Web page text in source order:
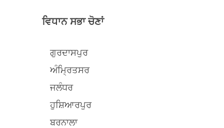
ਵਿਧਾਨ ਸਭਾ ਚੋਣਾਂ
ਗੁਰਦਾਸਪੁਰ
ਅੰਮ੍ਰਿਤਸਰ
ਜਲੰਧਰ
ਹੁਸ਼ਿਆਰਪੁਰ
ਬਰਨਾਲਾ